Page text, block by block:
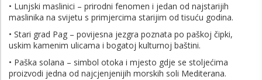
• Lunjski maslinici – prirodni fenomen i jedan od najstarijih
maslinika na svijetu s primjercima starijim od tisuću godina.
• Stari grad Pag – povijesna jezgra poznata po paškoj čipki,
uskim kamenim ulicama i bogatoj kulturnoj baštini.
• Paška solana – simbol otoka i mjesto gdje se stoljećima
proizvodi jedna od najcjenjenijih morskih soli Mediterana.